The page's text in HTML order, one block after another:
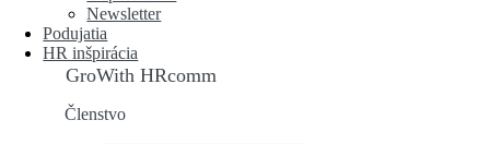
Newsletter
Podujatia
HR inšpirácia
GroWith HRcomm
Členstvo